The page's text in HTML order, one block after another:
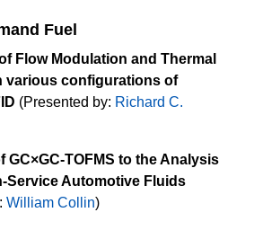
Fuel
Flow Modulation and Thermal
various configurations of
(Presented by: Richard C.
GC×GC-TOFMS to the Analysis
Service Automotive Fluids
William Collin)